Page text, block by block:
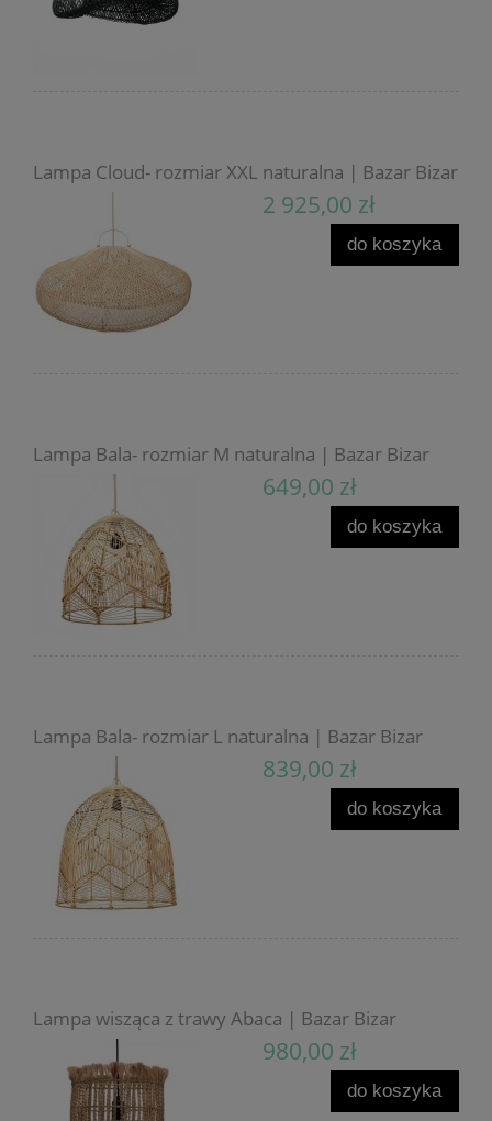
Lampa Cloud- rozmiar XXL naturalna | Bazar Bizar
2 925,00 zł
do koszyka
Lampa Bala- rozmiar M naturalna | Bazar Bizar
649,00 zł
do koszyka
Lampa Bala- rozmiar L naturalna | Bazar Bizar
839,00 zł
do koszyka
Lampa wisząca z trawy Abaca | Bazar Bizar
980,00 zł
do koszyka